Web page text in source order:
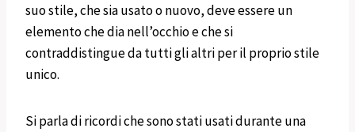
suo stile, che sia usato o nuovo, deve essere un
elemento che dia nell’occhio e che si
contraddistingue da tutti gli altri per il proprio stile
unico.
Si parla di ricordi che sono stati usati durante una